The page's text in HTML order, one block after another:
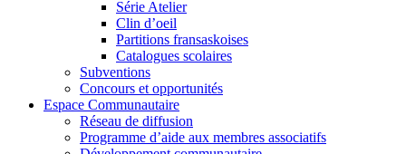
Série Atelier
Clin d’oeil
Partitions fransaskoises
Catalogues scolaires
Subventions
Concours et opportunités
Espace Communautaire
Réseau de diffusion
Programme d’aide aux membres associatifs